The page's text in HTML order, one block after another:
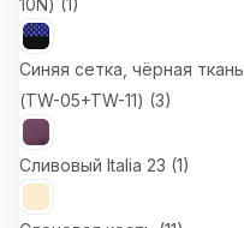
Синяя сетка, чёрная ткань
(TW-05+TW-11) (3)
Сливовый Italia 23 (1)